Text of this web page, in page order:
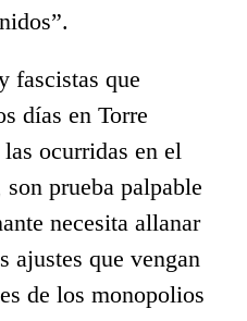
fascistas que
días en Torre
ocurridas en el
prueba palpable
necesita allanar
ajustes que vengan
de los monopolios